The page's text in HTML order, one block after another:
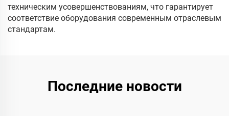
техническим усовершенствованиям, что гарантирует
соответствие оборудования современным отраслевым
стандартам.
Последние новости